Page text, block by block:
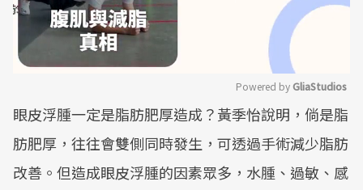
Mute
Powered by GliaStudios
眼皮浮腫一定是脂肪肥厚造成？黃季怡說明，倘是脂
肪肥厚，往往會雙側同時發生，可透過手術減少脂肪
改善。但造成眼皮浮腫的因素眾多，水腫、過敏、感